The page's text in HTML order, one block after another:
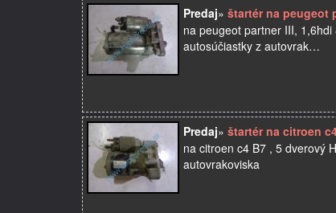
Predaj» štartér na peugeot
na peugeot partner III,
autosúčiastky z autovrak…
Predaj» štartér na citroen
na citroen c4 B7 , 5 dverový
autovrakoviska